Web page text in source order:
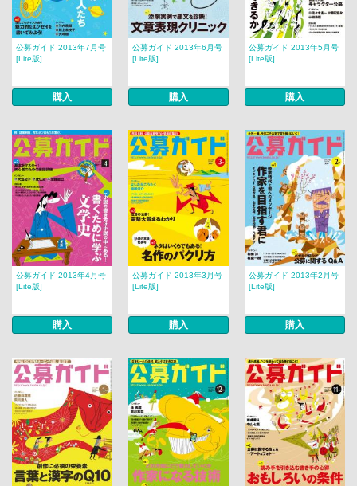
公募ガイド 2013年7月号
[Lite版]
購入
公募ガイド 2013年6月号
[Lite版]
購入
公募ガイド 2013年5月号
[Lite版]
購入
公募ガイド 2013年4月号
[Lite版]
購入
公募ガイド 2013年3月号
[Lite版]
購入
公募ガイド 2013年2月号
[Lite版]
購入